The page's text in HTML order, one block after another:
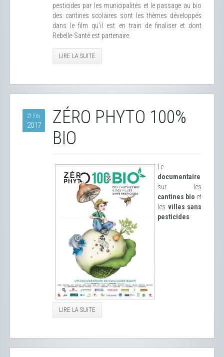
pesticides par les municipalités et le passage au bio
des cantines scolaires sont les thèmes développés
dans le film qu'il est en train de finaliser et dont
Rebelle-Santé est partenaire.
LIRE LA SUITE
21 Fév
2017
ZÉRO PHYTO 100%
BIO
Le
documentaire
sur les
cantines bio et
les villes sans
pesticides
LIRE LA SUITE